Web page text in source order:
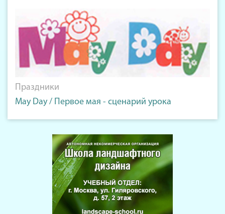
Праздники
May Day / Первое мая - сценарий урока